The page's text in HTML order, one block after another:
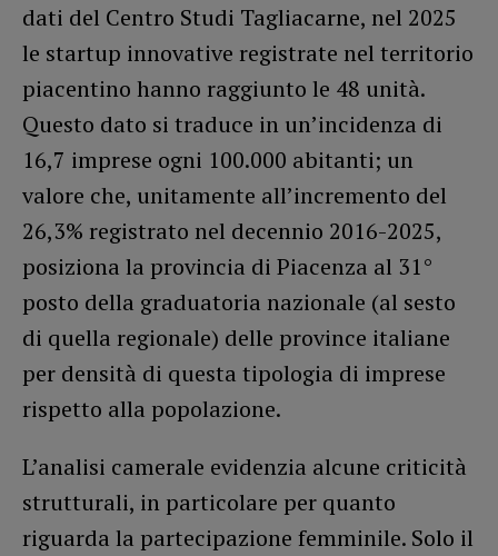
dati del Centro Studi Tagliacarne, nel 2025
le startup innovative registrate nel territorio
piacentino hanno raggiunto le 48 unità.
Questo dato si traduce in un’incidenza di
16,7 imprese ogni 100.000 abitanti; un
valore che, unitamente all’incremento del
26,3% registrato nel decennio 2016-2025,
posiziona la provincia di Piacenza al 31°
posto della graduatoria nazionale (al sesto
di quella regionale) delle province italiane
per densità di questa tipologia di imprese
rispetto alla popolazione.
L’analisi camerale evidenzia alcune criticità
strutturali, in particolare per quanto
riguarda la partecipazione femminile. Solo il